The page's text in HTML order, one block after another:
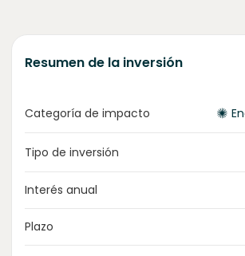
Resumen de la inversión
Categoría de impacto
Tipo de inversión
Interés anual
Plazo